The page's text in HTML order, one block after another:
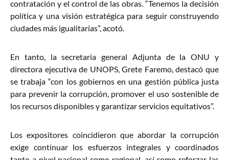
contratación y el control de las obras. “Tenemos la decisión
política y una visión estratégica para seguir construyendo
ciudades más igualitarias”, acotó.
En tanto, la secretaria general Adjunta de la ONU y
directora ejecutiva de UNOPS, Grete Faremo, destacó que
se trabaja “con los gobiernos en una gestión pública justa
para prevenir la corrupción, promover el uso sostenible de
los recursos disponibles y garantizar servicios equitativos”.
Los expositores coincidieron que abordar la corrupción
exige continuar los esfuerzos integrales y coordinados